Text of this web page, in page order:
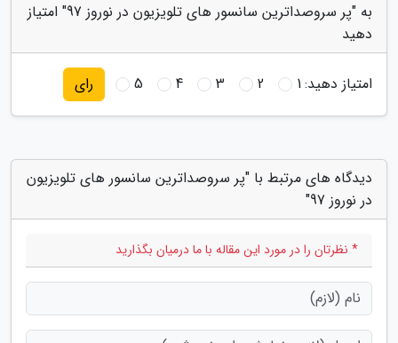
به "پر سروصداترین سانسور های تلویزیون در نوروز 97" امتیاز
دهید
امتیاز دهید:1
2
3
4
5 رای
دیدگاه های مرتبط با "پر سروصداترین سانسور های تلویزیون
در نوروز 97"
* نظرتان را در مورد این مقاله با ما درمیان بگذارید